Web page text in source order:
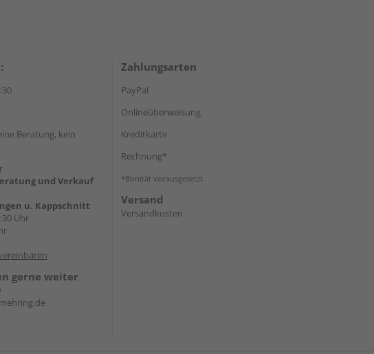
Beratung, kein
und Verkauf
u. Kappschnitt
Uhr
gerne weiter
Zahlungsarten
PayPal
Onlineüberweisung
Kreditkarte
Rechnung*
*Bonität vorausgesetzt
Versand
Versandkosten